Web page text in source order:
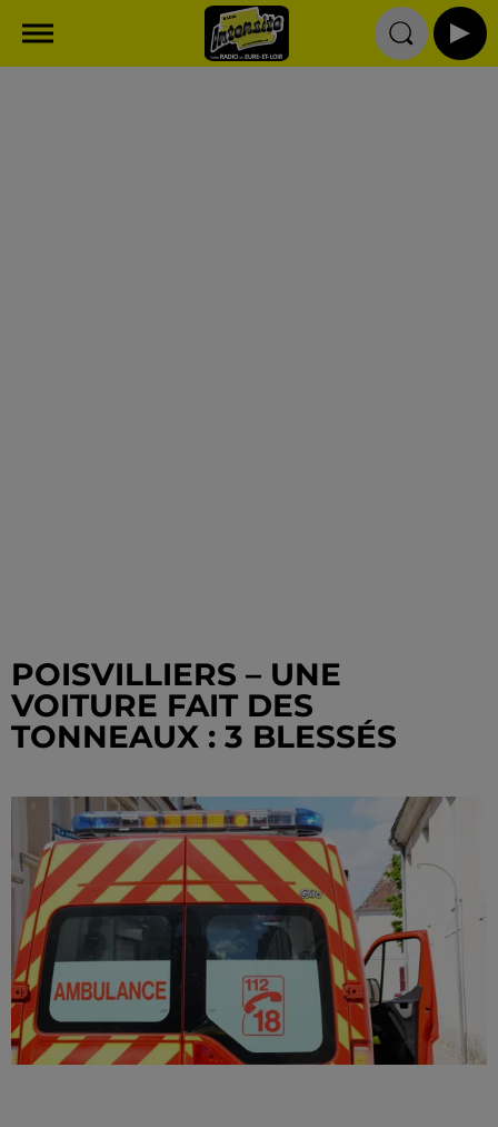
POISVILLIERS – UNE
VOITURE FAIT DES
TONNEAUX : 3 BLESSÉS